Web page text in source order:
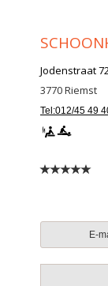
Jodenstraat 72
3770Riemst
Tel:012/45 49
E-